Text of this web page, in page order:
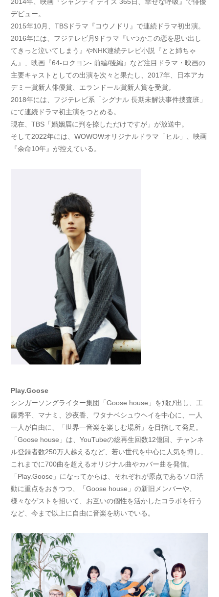
デビュー。
2015年10月、TBSドラマ『コウノドリ』で連続ドラマ初出演。
2016年には、フジテレビ月9ドラマ『いつかこの恋を思い出し
てきっと泣いてしまう』やNHK連続テレビ小説『とと姉ちゃ
ん』、映画『64-ロクヨン- 前編/後編』など注目ドラマ・映画の
主要キャストとしての出演を次々と果たし、2017年、日本アカ
デミー賞新人俳優賞、エランドール賞新人賞を受賞。
2018年には、フジテレビ系「シグナル 長期未解決事件捜査班」
にて連続ドラマ初主演をつとめる。
現在、TBS「婚姻届に判を捺しただけですが」が放送中。
そして2022年には、WOWOWオリジナルドラマ「ヒル」、映画
『余命10年』が控えている。
Play.Goose
シンガーソングライター集団「Goose house」を飛び出し、工
藤秀平、マナミ、沙夜香、ワタナベシュウヘイを中心に、一人
一人が自由に、「世界一音楽を楽しむ場所」を目指して発足。
「Goose house」は、YouTubeの総再生回数12億回、チャンネ
ル登録者数250万人越えるなど、若い世代を中心に人気を博し、
これまでに700曲を超えるオリジナル曲やカバー曲を発信。
「Play.Goose」になってからは、それぞれが原点であるソロ活
動に重点をおきつつ、「Goose house」の新旧メンバーや、
様々なゲストを招いて、お互いの個性を活かしたコラボを行う
など、今まで以上に自由に音楽を紡いでいる。